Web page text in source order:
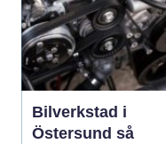
Bilverkstad i
Östersund så